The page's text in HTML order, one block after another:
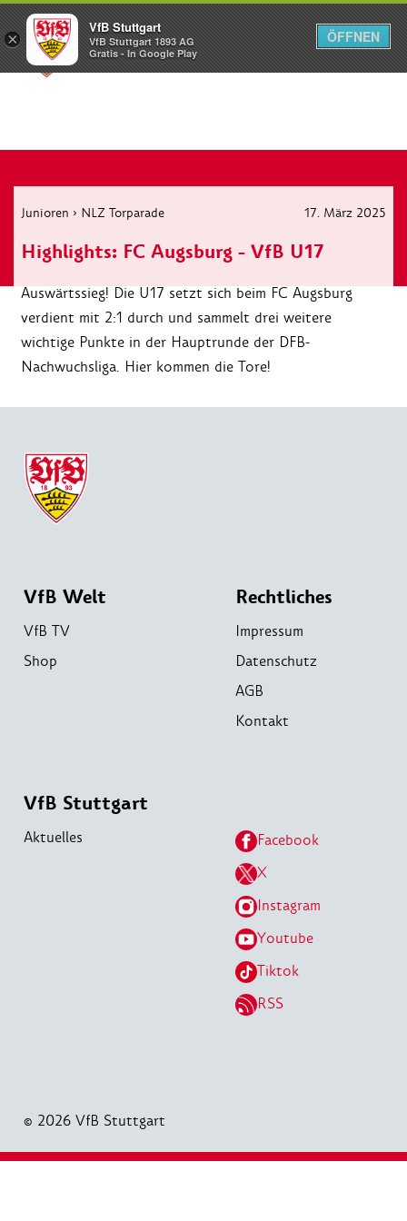
Menü
Junioren › NLZ Torparade 17. März 2025
Highlights: FC Augsburg - VfB U17
Auswärtssieg! Die U17 setzt sich beim FC Augsburg
verdient mit 2:1 durch und sammelt drei weitere
wichtige Punkte in der Hauptrunde der DFB-
Nachwuchsliga. Hier kommen die Tore!
VfB Welt
VfB TV
Shop
Rechtliches
Impressum
Datenschutz
AGB
Kontakt
VfB Stuttgart
Aktuelles
Facebook
X
Instagram
Youtube
Tiktok
RSS
© 2026 VfB Stuttgart
×
VfB Stuttgart
VfB Stuttgart 1893 AG
Gratis - In Google Play
ÖFFNEN